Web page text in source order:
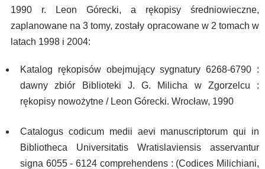
1990 r. Leon Górecki, a rękopisy średniowieczne,
zaplanowane na 3 tomy, zostały opracowane w 2 tomach w
latach 1998 i 2004:
Katalog rękopisów obejmujący sygnatury 6268-6790 :
dawny zbiór Biblioteki J. G. Milicha w Zgorzelcu :
rękopisy nowożytne / Leon Górecki. Wrocław, 1990
Catalogus codicum medii aevi manuscriptorum qui in
Bibliotheca Universitatis Wratislaviensis asservantur
signa 6055 - 6124 comprehendens : (Codices Milichiani,